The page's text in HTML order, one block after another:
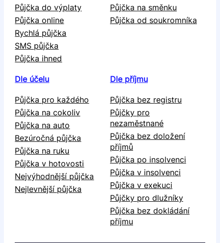
Půjčka do výplaty
Půjčka online
Rychlá půjčka
SMS půjčka
Půjčka ihned
Půjčka na směnku
Půjčka od soukromníka
Dle účelu
Půjčka pro každého
Půjčka na cokoliv
Půjčka na auto
Bezúročná půjčka
Půjčka na ruku
Půjčka v hotovosti
Nejvýhodnější půjčka
Nejlevnější půjčka
Dle příjmu
Půjčka bez registru
Půjčky pro
nezaměstnané
Půjčka bez doložení
příjmů
Půjčka po insolvenci
Půjčka v insolvenci
Půjčka v exekuci
Půjčky pro dlužníky
Půjčka bez dokládání
příjmu